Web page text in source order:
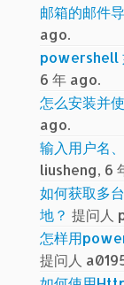
邮箱的邮件
ago.
powershell
6 年 ago.
怎么安装并
ago.
输入用户名
liusheng, 6
如何获取多
地？ 提问人
怎样用
提问人